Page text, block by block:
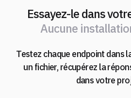
Essayez-le dans
A
A
u
u
c
c
u
u
n
n
e
e
i
i
n
n
s
s
t
t
a
a
l
l
l
l
a
a
t
t
i
i
o
o
Testez chaque endpoint dans
un fichier, récupérez la
dans votre